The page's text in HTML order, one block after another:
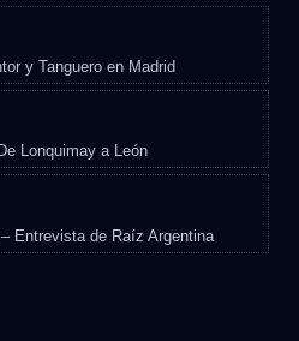
y Tanguero en Madrid
Lonquimay a León
Entrevista de Raíz Argentina